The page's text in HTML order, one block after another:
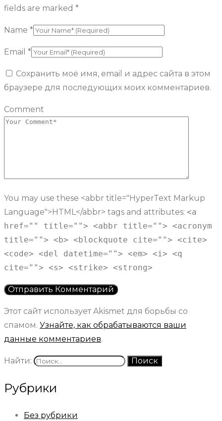
fields are marked *
Name *
Email *
Сохранить моё имя, email и адрес сайта в этом
браузере для последующих моих комментариев.
Comment
You may use these <abbr title="HyperText Markup
Language">HTML</abbr> tags and attributes: <a
href="" title=""> <abbr title=""> <acronym
title=""> <b> <blockquote cite=""> <cite>
<code> <del datetime=""> <em> <i> <q
cite=""> <s> <strike> <strong>
Этот сайт использует Akismet для борьбы со
спамом. Узнайте, как обрабатываются ваши
данные комментариев.
Найти:
Рубрики
Без рубрики